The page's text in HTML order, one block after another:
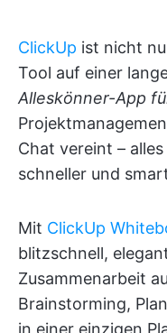
ClickUp ist nicht
Tool auf einer
Alleskönner-App
Chat vereint –
schneller und
Mit ClickUp
blitzschnell,
Zusammenarbeit
Brainstorming,